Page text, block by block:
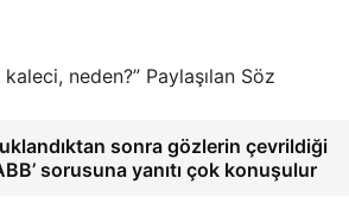
neden?” Paylaşılan Söz
sonra gözlerin çevrildiği
sorusuna yanıtı çok konuşulur